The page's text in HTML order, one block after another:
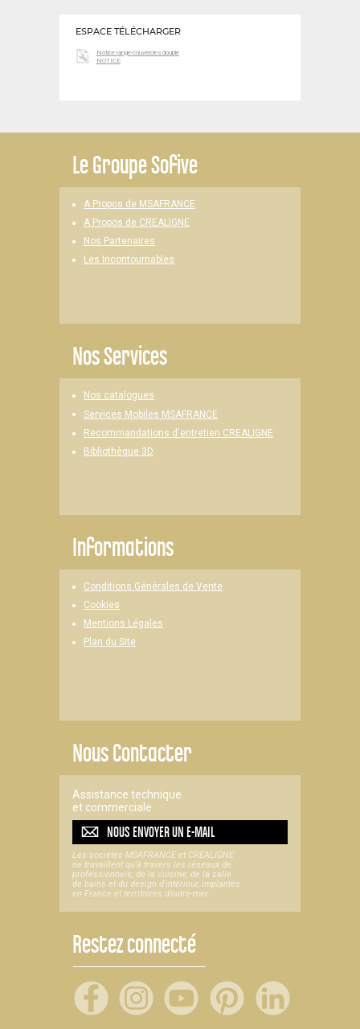
ESPACE TÉLÉCHARGER
Notice range-couvercles double
NOTICE
LeGroupe Sofive
A Propos de MSAFRANCE
A Propos de CREALIGNE
Nos Partenaires
Les Incontournables
Nos Services
Nos catalogues
Services Mobiles MSAFRANCE
Recommandations d'entretien CREALIGNE
Bibliothèque 3D
Informations
Conditions Générales de Vente
Cookies
Mentions Légales
Plan du Site
Nous Contacter
Assistance technique
et commerciale
NOUS ENVOYER UNE-MAIL
Les sociétés MSAFRANCE et CREALIGNE
ne travaillent qu'à travers les réseaux de
professionnels, de la cuisine, de la salle
de bains et du design d'intérieur, implantés
en France et territoires d’outre-mer.
Restez connecté